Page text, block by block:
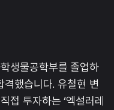
생물공학부를 졸업하
했습니다. 유철현 변
접 투자하는 ‘엑설러레